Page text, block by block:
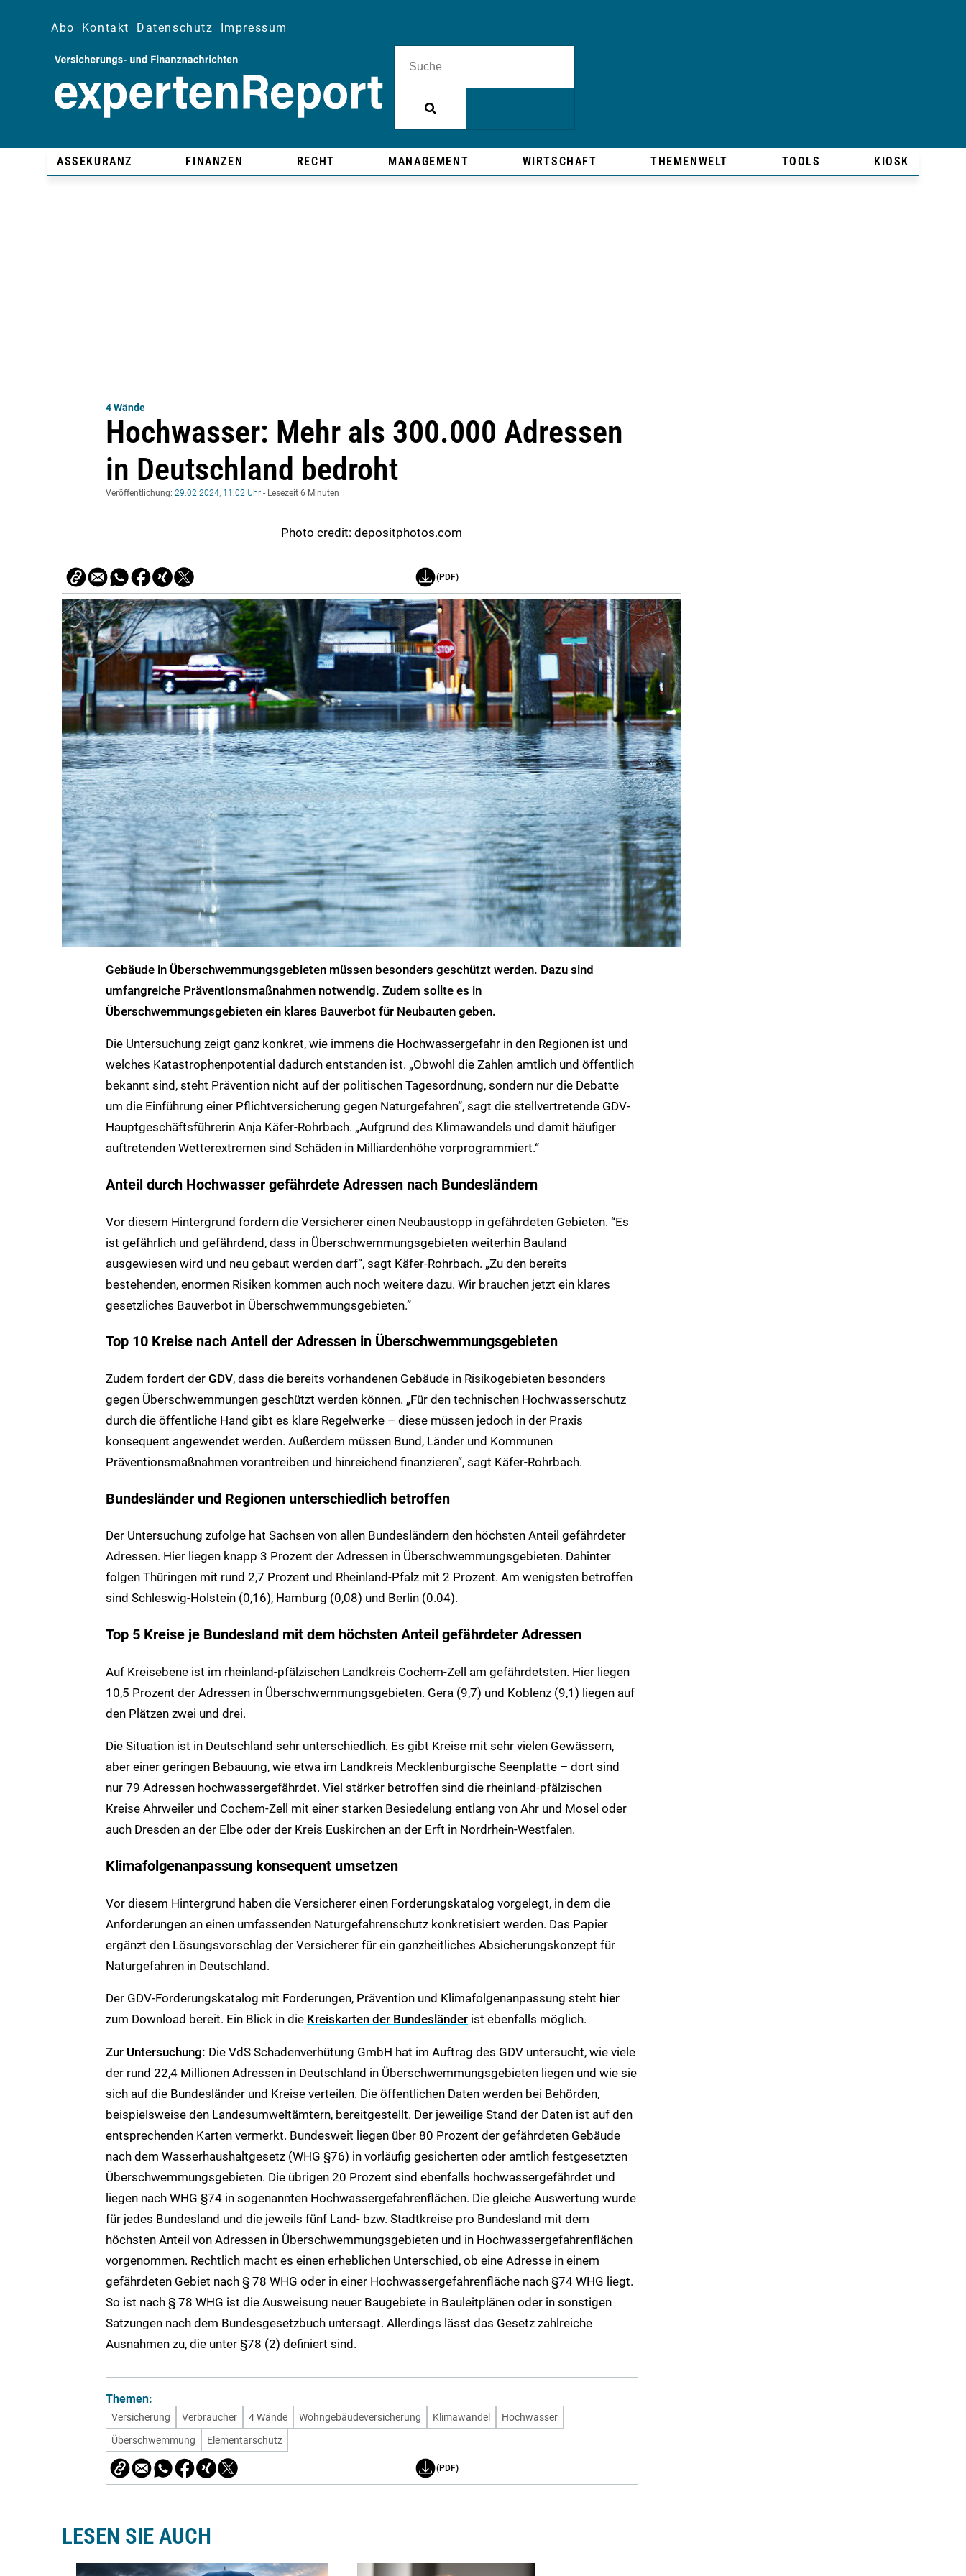
Abo Kontakt Datenschutz Impressum
ASSEKURANZ FINANZEN RECHT MANAGEMENT WIRTSCHAFT THEMENWELT TOOLS KIOSK
4 Wände
Hochwasser: Mehr als 300.000 Adressen
in Deutschland bedroht
Veröffentlichung: 29.02.2024, 11:02 Uhr - Lesezeit 6 Minuten
Photo credit: depositphotos.com
(PDF)
Gebäude in Überschwemmungsgebieten müssen besonders geschützt werden. Dazu sind
umfangreiche Präventionsmaßnahmen notwendig. Zudem sollte es in
Überschwemmungsgebieten ein klares Bauverbot für Neubauten geben.
Die Untersuchung zeigt ganz konkret, wie immens die Hochwassergefahr in den Regionen ist und
welches Katastrophenpotential dadurch entstanden ist. „Obwohl die Zahlen amtlich und öffentlich
bekannt sind, steht Prävention nicht auf der politischen Tagesordnung, sondern nur die Debatte
um die Einführung einer Pflichtversicherung gegen Naturgefahren“, sagt die stellvertretende GDV-
Hauptgeschäftsführerin Anja Käfer-Rohrbach. „Aufgrund des Klimawandels und damit häufiger
auftretenden Wetterextremen sind Schäden in Milliardenhöhe vorprogrammiert.“
Anteil durch Hochwasser gefährdete Adressen nach Bundesländern
Vor diesem Hintergrund fordern die Versicherer einen Neubaustopp in gefährdeten Gebieten. “Es
ist gefährlich und gefährdend, dass in Überschwemmungsgebieten weiterhin Bauland
ausgewiesen wird und neu gebaut werden darf”, sagt Käfer-Rohrbach. „Zu den bereits
bestehenden, enormen Risiken kommen auch noch weitere dazu. Wir brauchen jetzt ein klares
gesetzliches Bauverbot in Überschwemmungsgebieten.”
Top 10 Kreise nach Anteil der Adressen in Überschwemmungsgebieten
Zudem fordert der GDV, dass die bereits vorhandenen Gebäude in Risikogebieten besonders
gegen Überschwemmungen geschützt werden können. „Für den technischen Hochwasserschutz
durch die öffentliche Hand gibt es klare Regelwerke – diese müssen jedoch in der Praxis
konsequent angewendet werden. Außerdem müssen Bund, Länder und Kommunen
Präventionsmaßnahmen vorantreiben und hinreichend finanzieren”, sagt Käfer-Rohrbach.
Bundesländer und Regionen unterschiedlich betroffen
Der Untersuchung zufolge hat Sachsen von allen Bundesländern den höchsten Anteil gefährdeter
Adressen. Hier liegen knapp 3 Prozent der Adressen in Überschwemmungsgebieten. Dahinter
folgen Thüringen mit rund 2,7 Prozent und Rheinland-Pfalz mit 2 Prozent. Am wenigsten betroffen
sind Schleswig-Holstein (0,16), Hamburg (0,08) und Berlin (0.04).
Top 5 Kreise je Bundesland mit dem höchsten Anteil gefährdeter Adressen
Auf Kreisebene ist im rheinland-pfälzischen Landkreis Cochem-Zell am gefährdetsten. Hier liegen
10,5 Prozent der Adressen in Überschwemmungsgebieten. Gera (9,7) und Koblenz (9,1) liegen auf
den Plätzen zwei und drei.
Die Situation ist in Deutschland sehr unterschiedlich. Es gibt Kreise mit sehr vielen Gewässern,
aber einer geringen Bebauung, wie etwa im Landkreis Mecklenburgische Seenplatte – dort sind
nur 79 Adressen hochwassergefährdet. Viel stärker betroffen sind die rheinland-pfälzischen
Kreise Ahrweiler und Cochem-Zell mit einer starken Besiedelung entlang von Ahr und Mosel oder
auch Dresden an der Elbe oder der Kreis Euskirchen an der Erft in Nordrhein-Westfalen.
Klimafolgenanpassung konsequent umsetzen
Vor diesem Hintergrund haben die Versicherer einen Forderungskatalog vorgelegt, in dem die
Anforderungen an einen umfassenden Naturgefahrenschutz konkretisiert werden. Das Papier
ergänzt den Lösungsvorschlag der Versicherer für ein ganzheitliches Absicherungskonzept für
Naturgefahren in Deutschland.
Der GDV-Forderungskatalog mit Forderungen, Prävention und Klimafolgenanpassung steht hier
zum Download bereit. Ein Blick in die Kreiskarten der Bundesländer ist ebenfalls möglich.
Zur Untersuchung: Die VdS Schadenverhütung GmbH hat im Auftrag des GDV untersucht, wie viele
der rund 22,4 Millionen Adressen in Deutschland in Überschwemmungsgebieten liegen und wie sie
sich auf die Bundesländer und Kreise verteilen. Die öffentlichen Daten werden bei Behörden,
beispielsweise den Landesumweltämtern, bereitgestellt. Der jeweilige Stand der Daten ist auf den
entsprechenden Karten vermerkt. Bundesweit liegen über 80 Prozent der gefährdeten Gebäude
nach dem Wasserhaushaltgesetz (WHG §76) in vorläufig gesicherten oder amtlich festgesetzten
Überschwemmungsgebieten. Die übrigen 20 Prozent sind ebenfalls hochwassergefährdet und
liegen nach WHG §74 in sogenannten Hochwassergefahrenflächen. Die gleiche Auswertung wurde
für jedes Bundesland und die jeweils fünf Land- bzw. Stadtkreise pro Bundesland mit dem
höchsten Anteil von Adressen in Überschwemmungsgebieten und in Hochwassergefahrenflächen
vorgenommen. Rechtlich macht es einen erheblichen Unterschied, ob eine Adresse in einem
gefährdeten Gebiet nach § 78 WHG oder in einer Hochwassergefahrenfläche nach §74 WHG liegt.
So ist nach § 78 WHG ist die Ausweisung neuer Baugebiete in Bauleitplänen oder in sonstigen
Satzungen nach dem Bundesgesetzbuch untersagt. Allerdings lässt das Gesetz zahlreiche
Ausnahmen zu, die unter §78 (2) definiert sind.
Themen:
Versicherung Verbraucher 4 Wände Wohngebäudeversicherung Klimawandel
Hochwasser
Überschwemmung
Elementarschutz
(PDF)
LESEN SIE AUCH